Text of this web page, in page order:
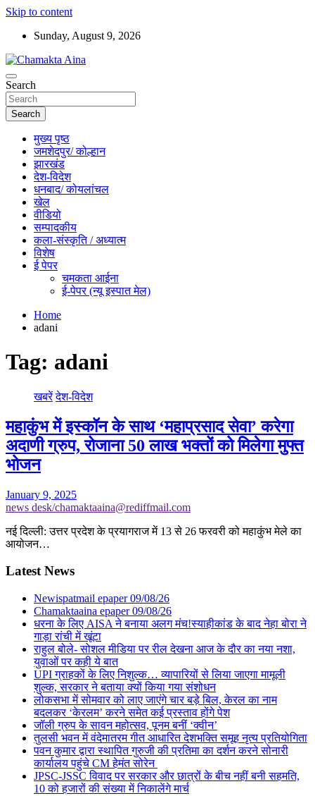
Skip to content
Sunday, August 9, 2026
Chamakta Aina
Hindi News Paper – Jharkhand
Search
Search
मुख्य पृष्ठ
जमशेदपुर/ कोल्हान
झारखंड
देश-विदेश
धनबाद/ कोयलांचल
खेल
वीडियो
सम्पादकीय
कला-संस्कृति / अध्यात्म
विशेष
ई पेपर
चमकता आईना
ई-पेपर (न्यू इस्पात मेल)
Home
adani
Tag: adani
खबरें देश-विदेश
महाकुंभ में इस्कॉन के साथ ‘महाप्रसाद सेवा’ करेगा
अदाणी ग्रुप, रोजाना 50 लाख भक्तों को मिलेगा मुफ्त
भोजन
January 9, 2025
news desk/chamaktaaina@rediffmail.com
नई दिल्ली: उत्तर प्रदेश के प्रयागराज में 13 से 26 फरवरी को महाकुंभ मेले का
आयोजन…
Latest News
Newispatmail epaper 09/08/26
Chamaktaaina epaper 09/08/26
धरना के लिए AISA ने बनाया अलग मंच!स्याहीकांड के बाद नेहा बोरा ने
गाड़ा रांची में खूंटा
राहुल बोले- सोशल मीडिया पर रील देखना आज के दौर का नया नशा,
युवाओं पर कही ये बात
UPI ग्राहकों के लिए निशुल्क… व्यापारियों से लिया जाएगा मामूली
शुल्क, सरकार ने बताया क्यों किया गया संशोधन
लोकसभा में सोमवार को लाए जाएंगे चार बड़े बिल, केरल का नाम
बदलकर ‘केरलम’ करने समेत कई प्रस्ताव होंगे पेश
जॉली ग्रुप के सावन महोत्सव, पूनम बनीं ‘क्वीन’
तुलसी भवन में वंदेमातरम गीत आधारित देशभक्ति समूह नृत्य प्रतियोगिता
पवन कुमार द्वारा स्थापित गुरुजी की प्रतिमा का दर्शन करने सोनारी
कार्यालय पहुंचे CM हेमंत सोरेन
JPSC-JSSC विवाद पर सरकार और छात्रों के बीच नहीं बनी सहमति,
10 को हजारों की संख्या में निकालेंगे मार्च